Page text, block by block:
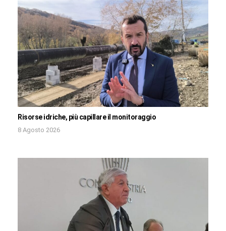
Risorse idriche, più capillare il monitoraggio
8 Agosto 2026